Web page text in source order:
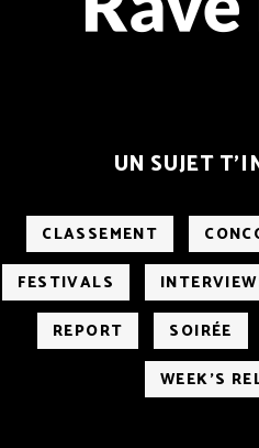
UN SUJET
CLASSEMENT
FESTIVALS
REPORT
SOIRÉE
WEEK'S